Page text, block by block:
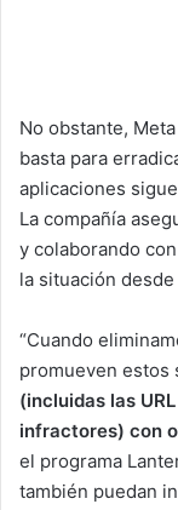
No obstante,
basta para
aplicaciones
La compañía
y colaborando
la situación
“Cuando
promueven estos
(incluidas las
infractores) con
el programa
también puedan